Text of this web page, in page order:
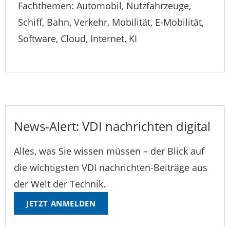
Fachthemen: Automobil, Nutzfahrzeuge,
Schiff, Bahn, Verkehr, Mobilität, E-Mobilität,
Software, Cloud, Internet, KI
News-Alert: VDI nachrichten digital
Alles, was Sie wissen müssen – der Blick auf
die wichtigsten VDI nachrichten-Beiträge aus
der Welt der Technik.
JETZT ANMELDEN